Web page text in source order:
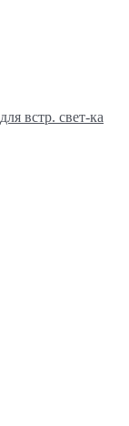
встр. свет-ка